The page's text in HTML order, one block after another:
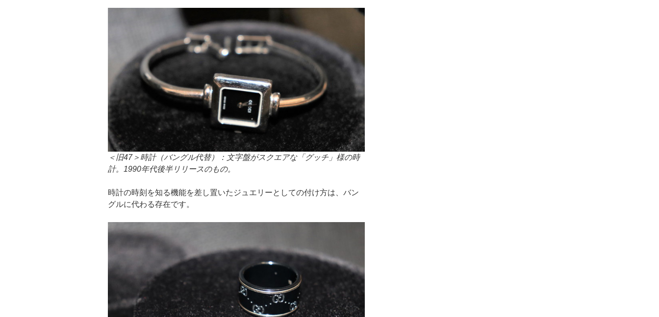
＜旧47＞時計（バングル代替）：文字盤がスクエアな「グッチ」様の時
計。1990年代後半リリースのもの。
時計の時刻を知る機能を差し置いたジュエリーとしての付け方は、バン
グルに代わる存在です。